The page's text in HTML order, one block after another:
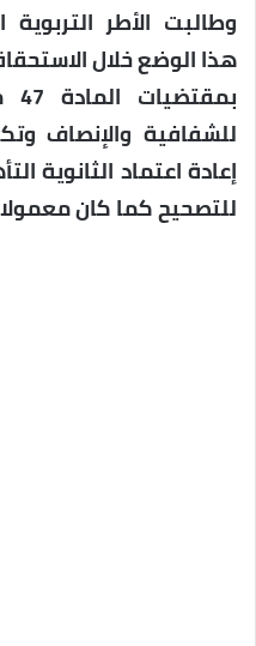
وطالبت الأطر التربوية
هذا الوضع خلال
للشفافية والإنصاف
إعادة اعتماد الثانوية
للتصحيح كما كان